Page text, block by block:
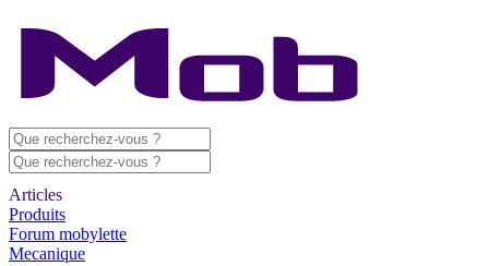
Articles
Produits
Forum mobylette
Mecanique